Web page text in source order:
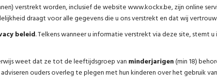
verstrekt worden, inclusief de website www.kockx.be, zijn online
draagt voor alle gegevens die u ons verstrekt en dat wij
beleid. Telkens wanneer u informatie verstrekt via deze site, stemt
weet dat ze tot de leeftijdsgroep van minderjarigen(min 18)
ouders overleg te plegen met hun kinderen over het gebruik